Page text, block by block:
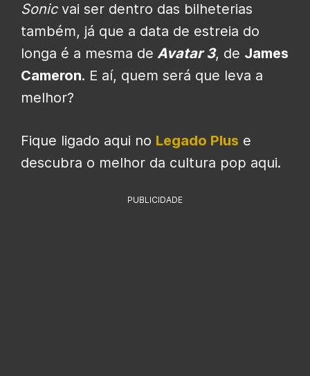
Sonicvai ser dentro das bilheterias
também, já que a data de estreia do
longa é a mesma de Avatar 3, de James
Cameron. E aí, quem será que leva a
melhor?
Fique ligado aqui no Legado Plus e
descubra o melhor da cultura pop aqui.
PUBLICIDADE